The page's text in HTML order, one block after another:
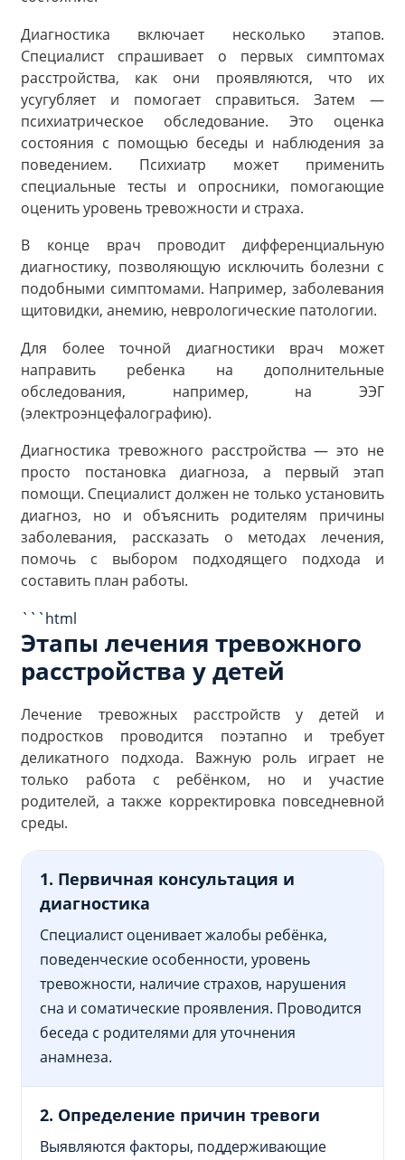
Диагностика включает несколько этапов.
Специалист спрашивает о первых симптомах
расстройства, как они проявляются, что их
усугубляет и помогает справиться. Затем —
психиатрическое обследование. Это оценка
состояния с помощью беседы и наблюдения за
поведением. Психиатр может применить
специальные тесты и опросники, помогающие
оценить уровень тревожности и страха.
В конце врач проводит дифференциальную
диагностику, позволяющую исключить болезни с
подобными симптомами. Например, заболевания
щитовидки, анемию, неврологические патологии.
Для более точной диагностики врач может
направить ребенка на дополнительные
обследования, например, на ЭЭГ
(электроэнцефалографию).
Диагностика тревожного расстройства — это не
просто постановка диагноза, а первый этап
помощи. Специалист должен не только установить
диагноз, но и объяснить родителям причины
заболевания, рассказать о методах лечения,
помочь с выбором подходящего подхода и
составить план работы.
```html
Этапы лечения тревожного
расстройства у детей
Лечение тревожных расстройств у детей и
подростков проводится поэтапно и требует
деликатного подхода. Важную роль играет не
только работа с ребёнком, но и участие
родителей, а также корректировка повседневной
среды.
1. Первичная консультация и
диагностика
Специалист оценивает жалобы ребёнка,
поведенческие особенности, уровень
тревожности, наличие страхов, нарушения
сна и соматические проявления. Проводится
беседа с родителями для уточнения
анамнеза.
2. Определение причин тревоги
Выявляются факторы, поддерживающие